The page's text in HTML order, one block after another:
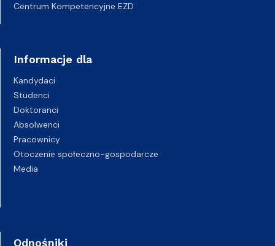
Centrum Kompetencyjne EZD
Informacje dla
Kandydaci
Studenci
Doktoranci
Absolwenci
Pracownicy
Otoczenie społeczno-gospodarcze
Media
Odnośniki